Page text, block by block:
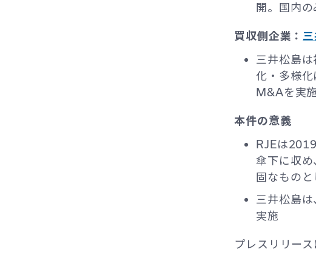
開。国内
買収側企業：
三井松島
化・多様
M&Aを実
本件の意義
RJEは
傘下に収
固なもの
三井松島
実施
プレスリリース